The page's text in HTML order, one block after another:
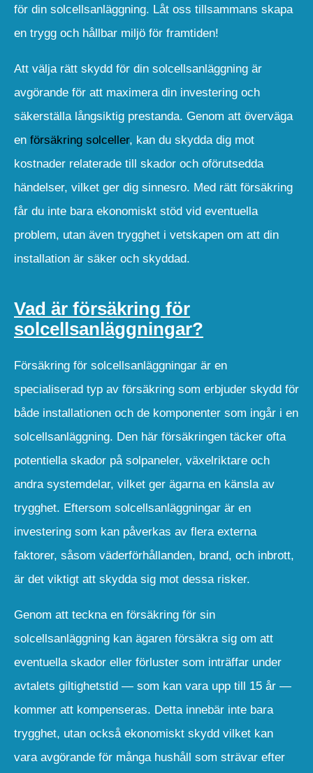
för din solcellsanläggning. Låt oss tillsammans skapa
en trygg och hållbar miljö för framtiden!
Att välja rätt skydd för din solcellsanläggning är
avgörande för att maximera din investering och
säkerställa långsiktig prestanda. Genom att överväga
en försäkring solceller, kan du skydda dig mot
kostnader relaterade till skador och oförutsedda
händelser, vilket ger dig sinnesro. Med rätt försäkring
får du inte bara ekonomiskt stöd vid eventuella
problem, utan även trygghet i vetskapen om att din
installation är säker och skyddad.
Vad är försäkring för
solcellsanläggningar?
Försäkring för solcellsanläggningar är en
specialiserad typ av försäkring som erbjuder skydd för
både installationen och de komponenter som ingår i en
solcellsanläggning. Den här försäkringen täcker ofta
potentiella skador på solpaneler, växelriktare och
andra systemdelar, vilket ger ägarna en känsla av
trygghet. Eftersom solcellsanläggningar är en
investering som kan påverkas av flera externa
faktorer, såsom väderförhållanden, brand, och inbrott,
är det viktigt att skydda sig mot dessa risker.
Genom att teckna en försäkring för sin
solcellsanläggning kan ägaren försäkra sig om att
eventuella skador eller förluster som inträffar under
avtalets giltighetstid — som kan vara upp till 15 år —
kommer att kompenseras. Detta innebär inte bara
trygghet, utan också ekonomiskt skydd vilket kan
vara avgörande för många hushåll som strävar efter